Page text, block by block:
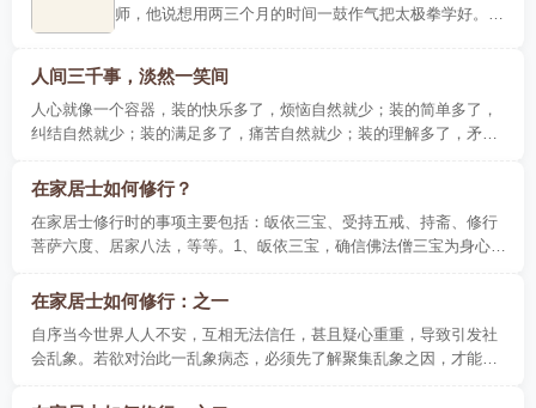
师，他说想用两三个月的时间一鼓作气把太极拳学好。傅
人间三千事，淡然一笑间
人心就像一个容器，装的快乐多了，烦恼自然就少；装的简单多了，
纠结自然就少；装的满足多了，痛苦自然就少；装的理解多了，矛盾
在家居士如何修行？
在家居士修行时的事项主要包括：皈依三宝、受持五戒、持斋、修行
菩萨六度、居家八法，等等。1、皈依三宝，确信佛法僧三宝为身心归
在家居士如何修行：之一
自序当今世界人人不安，互相无法信任，甚且疑心重重，导致引发社
会乱象。若欲对治此一乱象病态，必须先了解聚集乱象之因，才能对